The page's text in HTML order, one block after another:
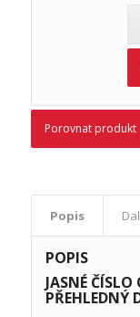
Porovnat produkt
Popis
POPIS
JASNÉ
PŘEHLEDNÝ